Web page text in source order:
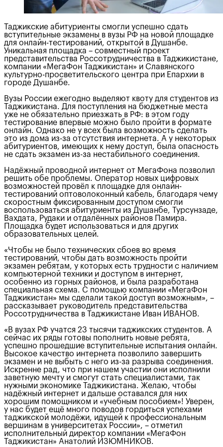
Таджикские абитуриенты смогли успешно сдать
вступительные экзамены в вузы РФ на новой площадке
для онлайн-тестирований, открытой в Душанбе.
Уникальная площадка – совместный проект
представительства Россотрудничества в Таджикистане,
компании «МегаФон Таджикистан» и Славянского
культурно-просветительского центра при Епархии в
городе Душанбе.
Вузы России ежегодно выделяют квоту для студентов из
Таджикистана. Для поступления на бюджетные места
уже не обязательно приезжать в РФ: в этом году
тестирование впервые можно было пройти в формате
онлайн. Однако не у всех была возможность сделать
это из дома из-за отсутствия интернета. А у некоторых
абитуриентов, имеющих к нему доступ, была опасность
не сдать экзамен из-за нестабильного соединения.
Надёжный проводной интернет от МегаФона позволил
решить обе проблемы. Оператор новых цифровых
возможностей провёл к площадке для онлайн-
тестирований оптоволоконный кабель, благодаря чему
скоростным фиксированным доступом смогли
воспользоваться абитуриенты из Душанбе, Турсунзаде,
Вахдата, Рудаки и отдалённых районов Памира.
Площадка будет использоваться и для других
образовательных целей.
«Чтобы не было технических сбоев во время
тестирований, чтобы дать возможность пройти
экзамен ребятам, у которых есть трудности с наличием
компьютерной техники и доступом в интернет,
особенно из горных районов, и была разработана
специальная схема. С помощью компании «МегаФон
Таджикистан» мы сделали такой доступ возможным», –
рассказывает руководитель представительства
Россотрудничества в Таджикистане Иван ИВАНОВ.
«В вузах РФ учатся 23 тысячи таджикских студентов. А
сейчас их ряды готовы пополнить новые ребята,
успешно прошедшие вступительные испытания онлайн.
Высокое качество интернета позволило завершить
экзамен и не выбыть с него из-за разрыва соединения.
Искренне рад, что при нашем участии они исполнили
заветную мечту и смогут стать специалистами, так
нужными экономике Таджикистана. Желаю, чтобы
надёжный интернет и дальше оставался для них
хорошим помощником и «учебным пособием»! Уверен,
у нас будет ещё много поводов гордиться успехами
таджикской молодёжи, идущей к профессиональным
вершинам в университетах России», – отметил
исполнительный директор компании «МегаФон
Таджикистан» Анатолий ИЗЮМНИКОВ.